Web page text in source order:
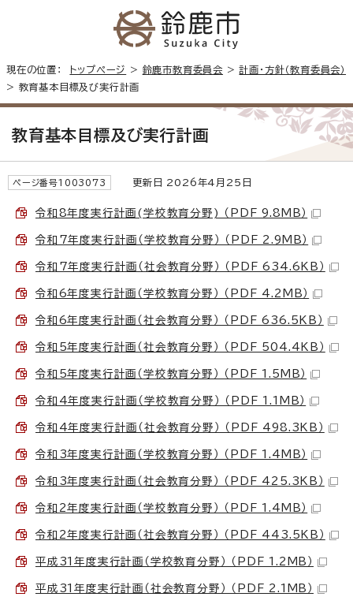
現在の位置： トップページ > 鈴鹿市教育委員会 >計画・方針（教育委員会）
> 教育基本目標及び実行計画
教育基本目標及び実行計画
ページ番号1003073 更新日 2026年4月25日
令和8年度実行計画(学校教育分野) （PDF 9.8MB）
令和7年度実行計画（学校教育分野） （PDF 2.9MB）
令和7年度実行計画（社会教育分野） （PDF 634.6KB）
令和6年度実行計画（学校教育分野） （PDF 4.2MB）
令和6年度実行計画（社会教育分野） （PDF 636.5KB）
令和5年度実行計画（社会教育分野） （PDF 504.4KB）
令和5年度実行計画（学校教育分野） （PDF 1.5MB）
令和4年度実行計画（学校教育分野） （PDF 1.1MB）
令和4年度実行計画（社会教育分野） （PDF 498.3KB）
令和3年度実行計画（学校教育分野） （PDF 1.4MB）
令和3年度実行計画（社会教育分野） （PDF 425.3KB）
令和2年度実行計画（学校教育分野） （PDF 1.4MB）
令和2年度実行計画（社会教育分野） （PDF 443.5KB）
平成31年度実行計画（学校教育分野） （PDF 1.2MB）
平成31年度実行計画（社会教育分野） （PDF 2.1MB）